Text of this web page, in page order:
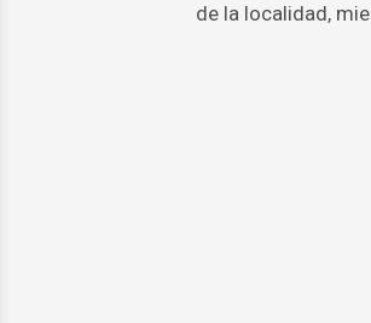
de la localidad,